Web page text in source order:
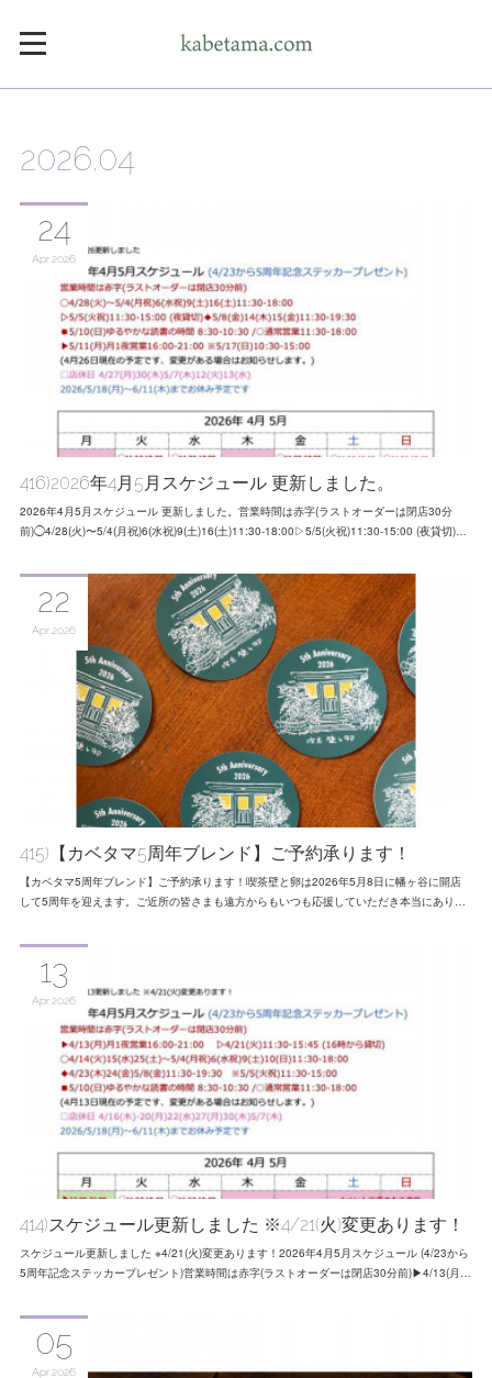
2026.04
416)2026年4月5月スケジュール 更新しました。
2026年4月5月スケジュール 更新しました。営業時間は赤字(ラストオーダーは閉店30分
前)◯4/28(火)〜5/4(月祝)6(水祝)9(土)16(土)11:30-18:00▷5/5(火祝)11:30-15:00 (夜貸切)…
24
Apr 2026
415)【カベタマ5周年ブレンド】ご予約承ります！
【カベタマ5周年ブレンド】ご予約承ります！喫茶壁と卵は2026年5月8日に幡ヶ谷に開店
して5周年を迎えます。ご近所の皆さまも遠方からもいつも応援していただき本当にあり…
22
Apr 2026
414)スケジュール更新しました ※4/21(火)変更あります！
スケジュール更新しました ※4/21(火)変更あります！2026年4月5月スケジュール (4/23から
5周年記念ステッカープレゼント)営業時間は赤字(ラストオーダーは閉店30分前)▶4/13(月…
13
Apr 2026
05
Apr 2026